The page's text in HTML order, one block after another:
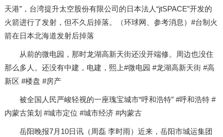
天港”，台湾提升太空股份有限公司的日本法人“jtSPACE”开发的
火箭进行了发射，但不久后掉落。（环球网、参考消息）#台制火
箭在日本北海道发射后掉落
从前的微电园，那时龙湖高新天街还没开端修。周边也没住
那么多人。还没有中建，电建，熙上#微电园 #龙湖高新天街 #高
新区 #楼盘 #房产
被全国人民严峻轻视的一座瑰宝城市“呼和浩特” #呼和浩特 #
内蒙古策划 #城市定位 #城市经济 #内蒙古
岳阳晚报7月10日讯（周磊 李时雨）近来，岳阳市城运集团